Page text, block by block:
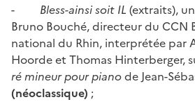
- Bless-ainsi soit IL (extraits),
Bruno Bouché, directeur du CCN
national du Rhin, interprétée par
Hoorde et Thomas Hinterberger,
ré mineur pour pianode Jean-
(néoclassique) ;